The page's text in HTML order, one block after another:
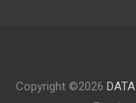
Copyright ©2026